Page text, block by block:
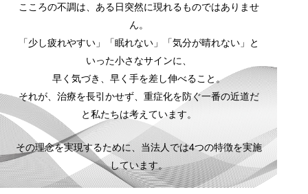
こころの不調は、ある日突然に現れるものではありませ
ん。
「少し疲れやすい」「眠れない」「気分が晴れない」と
いった小さなサインに、
早く気づき、早く手を差し伸べること。
それが、治療を長引かせず、重症化を防ぐ一番の近道だ
と私たちは考えています。
その理念を実現するために、当法人では4つの特徴を実施
しています。